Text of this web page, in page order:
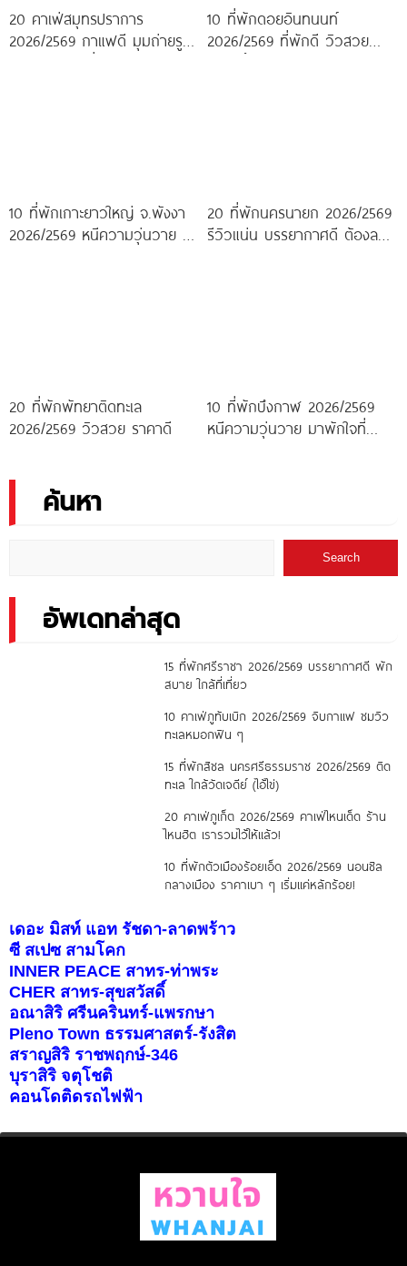
20 คาเฟ่สมุทรปราการ
2026/2569 กาแฟดี มุมถ่ายรูป
10 ที่พักดอยอินทนนท์
2026/2569 ที่พักดี วิวสวย
10 ที่พักเกาะยาวใหญ่ จ.พังงา
2026/2569 หนีความวุ่นวาย มา
20 ที่พักนครนายก 2026/2569
รีวิวแน่น บรรยากาศดี ต้องลอง
20 ที่พักพัทยาติดทะเล
2026/2569 วิวสวย ราคาดี
10 ที่พักบึงกาฬ 2026/2569
หนีความวุ่นวาย มาพักใจที่
ค้นหา
Search
อัพเดทล่าสุด
15 ที่พักศรีราชา 2026/2569 บรรยากาศดี พัก
สบาย ใกล้ที่เที่ยว
10 คาเฟ่ภูทับเบิก 2026/2569 จิบกาแฟ ชมวิว
ทะเลหมอกฟิน ๆ
15 ที่พักสิชล นครศรีธรรมราช 2026/2569 ติด
ทะเล ใกล้วัดเจดีย์ (ไอ้ไข่)
20 คาเฟ่ภูเก็ต 2026/2569 คาเฟ่ไหนเด็ด ร้าน
ไหนฮิต เรารวมไว้ให้แล้ว!
10 ที่พักตัวเมืองร้อยเอ็ด 2026/2569 นอนชิล
กลางเมือง ราคาเบา ๆ เริ่มแค่หลักร้อย!
เดอะ มิสท์ แอท รัชดา-ลาดพร้าว
ซี สเปซ สามโคก
INNER PEACE สาทร-ท่าพระ
CHER สาทร-สุขสวัสดิ์
อณาสิริ ศรีนครินทร์-แพรกษา
Pleno Town ธรรมศาสตร์-รังสิต
สราญสิริ ราชพฤกษ์-346
บุราสิริ จตุโชติ
คอนโดติดรถไฟฟ้า